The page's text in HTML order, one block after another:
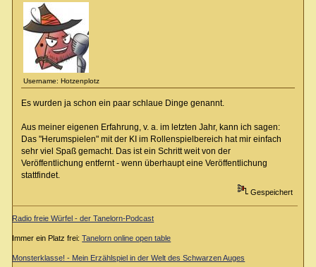
Username: Hotzenplotz
Es wurden ja schon ein paar schlaue Dinge genannt.
Aus meiner eigenen Erfahrung, v. a. im letzten Jahr, kann ich sagen:
Das "Herumspielen" mit der KI im Rollenspielbereich hat mir einfach
sehr viel Spaß gemacht. Das ist ein Schritt weit von der
Veröffentlichung entfernt - wenn überhaupt eine Veröffentlichung
stattfindet.
Gespeichert
Radio freie Würfel - der Tanelorn-Podcast
Immer ein Platz frei:Tanelorn online open table
Monsterklasse! - Mein Erzählspiel in der Welt des Schwarzen Auges